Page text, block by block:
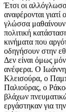
Έτσι οι
αναφέρονται
γλώσσα μαθαίνουν
πολιτική
κινήματα που
οδηγήσουν στην
Δεν είναι όμως
ανέφερα. Ο
Κλεισούρα, ο
Παλιούρας, ο
βλάχων
εργάστηκαν για